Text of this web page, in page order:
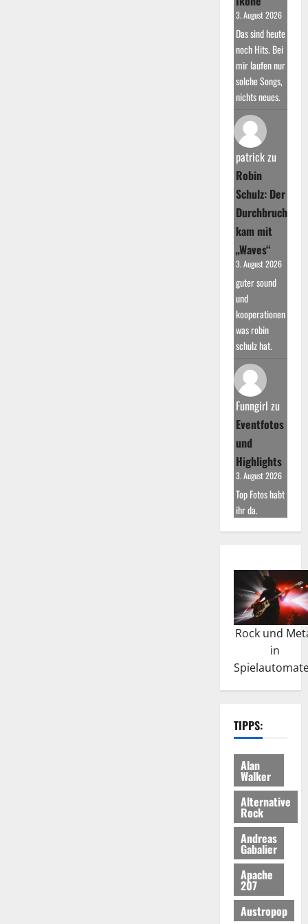
3. August 2026
Das sind heute
noch Hits. Bei
mir laufen nur
solche Songs,
nichts neues.
patrickzu
Robin
Schulz: Der
Durchbruch
kam mit
„Waves“
3. August 2026
guter sound
und
kooperationen
was robin
schulz hat.
Funngirl zu
Eventfotos
und
Highlights
3. August 2026
Top Fotos habt
ihr da.
Rock und
in
TIPPS:
Alan
Walker
Alternative
Rock
Andreas
Gabalier
Apache
207
Austropop